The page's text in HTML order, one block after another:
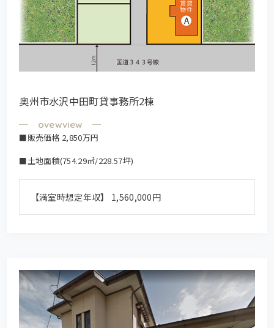
奥州市水沢中田町貸事務所2棟
■販売価格 2,850万円
■土地面積(754.29㎡/228.57坪)
【満室時想定年収】 1,560,000円